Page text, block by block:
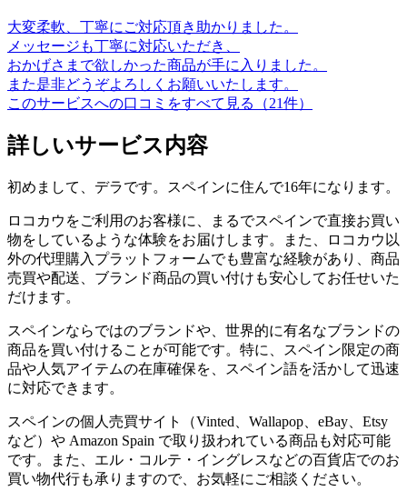
大変柔軟、丁寧にご対応頂き助かりました。
メッセージも丁寧に対応いただき、
おかげさまで欲しかった商品が手に入りました。
また是非どうぞよろしくお願いいたします。
このサービスへの口コミをすべて見る（21件）
詳しいサービス内容
初めまして、デラです。スペインに住んで16年になります。
ロコカウをご利用のお客様に、まるでスペインで直接お買い
物をしているような体験をお届けします。また、ロコカウ以
外の代理購入プラットフォームでも豊富な経験があり、商品
売買や配送、ブランド商品の買い付けも安心してお任せいた
だけます。
スペインならではのブランドや、世界的に有名なブランドの
商品を買い付けることが可能です。特に、スペイン限定の商
品や人気アイテムの在庫確保を、スペイン語を活かして迅速
に対応できます。
スペインの個人売買サイト（Vinted、Wallapop、eBay、Etsy
など）や Amazon Spain で取り扱われている商品も対応可能
です。また、エル・コルテ・イングレスなどの百貨店でのお
買い物代行も承りますので、お気軽にご相談ください。